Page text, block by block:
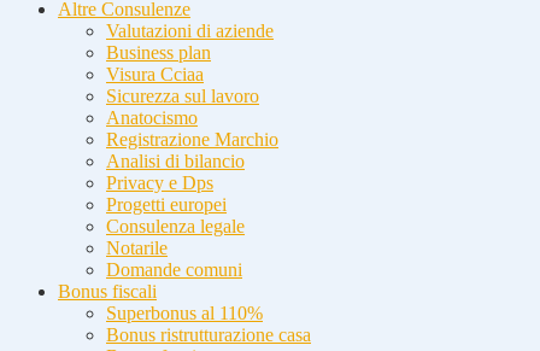
Altre Consulenze
Valutazioni di aziende
Business plan
Visura Cciaa
Sicurezza sul lavoro
Anatocismo
Registrazione Marchio
Analisi di bilancio
Privacy e Dps
Progetti europei
Consulenza legale
Notarile
Domande comuni
Bonus fiscali
Superbonus al 110%
Bonus ristrutturazione casa